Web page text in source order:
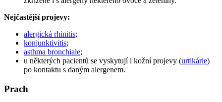
Nejčastější projevy:
alergická rhinitis;
konjunktivitis;
asthma bronchiale;
u některých pacientů se vyskytují i kožní projevy (urtikárie)
po kontaktu s daným alergenem.
Prach